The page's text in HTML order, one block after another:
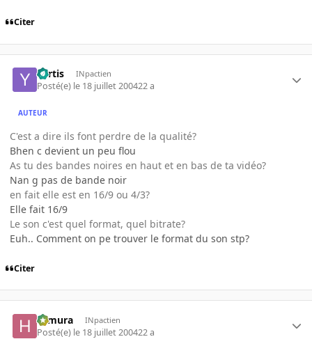
Citer
Yartis INpactien
Posté(e) le 18 juillet 200422 a
AUTEUR
C'est a dire ils font perdre de la qualité?
Bhen c devient un peu flou
As tu des bandes noires en haut et en bas de ta vidéo?
Nan g pas de bande noir
en fait elle est en 16/9 ou 4/3?
Elle fait 16/9
Le son c'est quel format, quel bitrate?
Euh.. Comment on pe trouver le format du son stp?
Citer
Himura INpactien
Posté(e) le 18 juillet 200422 a